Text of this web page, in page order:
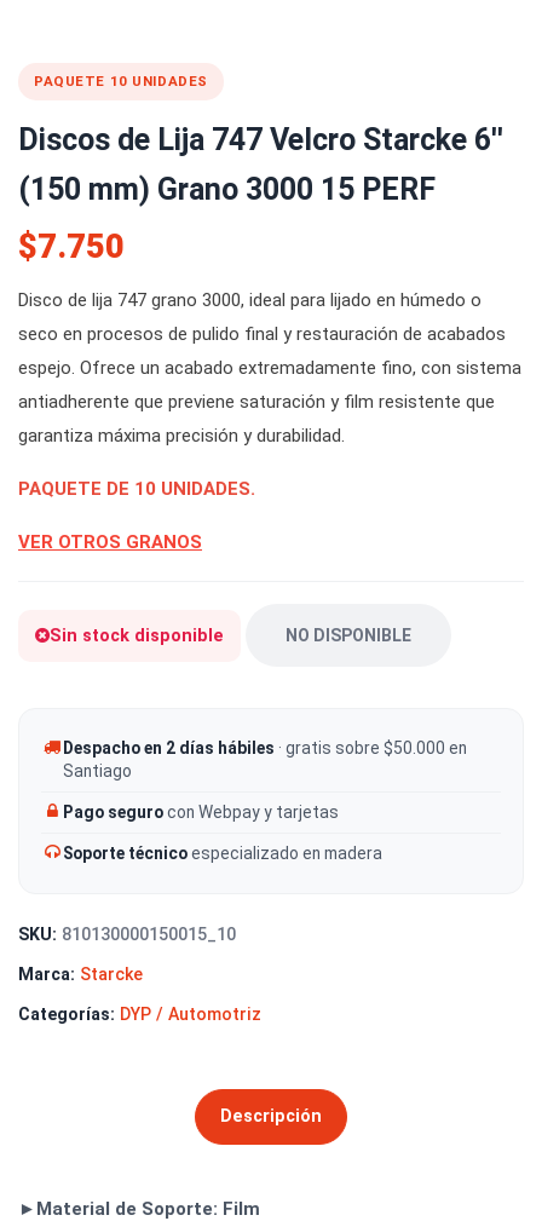
PAQUETE 10 UNIDADES
Discos de Lija 747 Velcro Starcke 6''
(150 mm) Grano 3000 15 PERF
$7.750
Disco de lija 747 grano 3000, ideal para lijado en húmedo o
seco en procesos de pulido final y restauración de acabados
espejo. Ofrece un acabado extremadamente fino, con sistema
antiadherente que previene saturación y film resistente que
garantiza máxima precisión y durabilidad.
PAQUETE DE 10 UNIDADES.
VER OTROS GRANOS
Sin stock disponible NO DISPONIBLE
Despacho en 2 días hábiles · gratis sobre $50.000 en
Santiago
Pago segurocon Webpay y tarjetas
Soporte técnicoespecializado en madera
SKU: 810130000150015_10
Marca: Starcke
Categorías: DYP / Automotriz
Descripción
►Material de Soporte: Film